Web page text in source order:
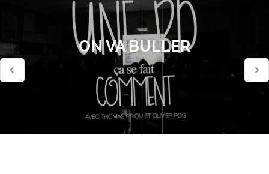
ON VA BULLER